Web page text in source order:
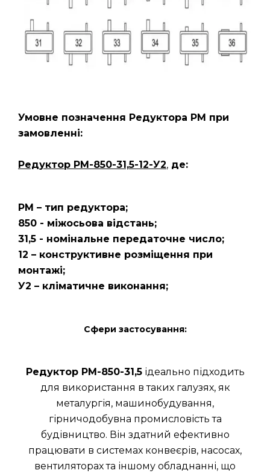
Умовне позначення Редуктора РМ при
замовленні:
Редуктор РМ-850-31,5-12-У2, де:
РМ – тип редуктора;
850 - міжосьова відстань;
31,5 - номінальне передаточне число;
12 – конструктивне розміщення при
монтажі;
У2 – кліматичне виконання;
Сфери застосування:
Редуктор РМ-850-31,5ідеально підходить
для використання в таких галузях, як
металургія, машинобудування,
гірничодобувна промисловість та
будівництво. Він здатний ефективно
працювати в системах конвеєрів, насосах,
вентиляторах та іншому обладнанні, що